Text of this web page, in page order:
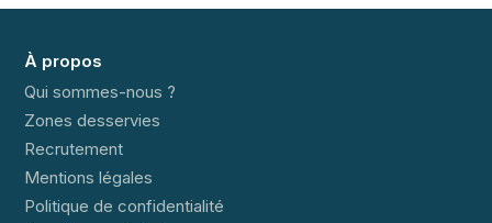
À propos
Qui sommes-nous ?
Zones desservies
Recrutement
Mentions légales
Politique de confidentialité